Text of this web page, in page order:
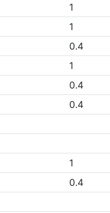
1
1
0.4
1
0.4
0.4
1
0.4